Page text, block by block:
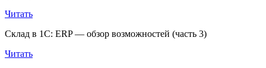
Читать
Склад в 1С: ERP — обзор возможностей (часть 3)
Читать